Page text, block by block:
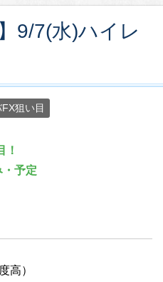
9/7(水)ハイレ
狙い目
！
予定
高）